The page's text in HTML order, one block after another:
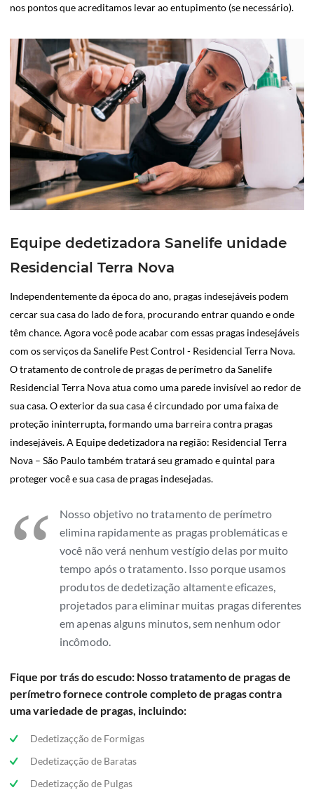
nos pontos que acreditamos levar ao entupimento (se necessário).
Equipe dedetizadora Sanelife unidade
Residencial Terra Nova
Independentemente da época do ano, pragas indesejáveis podem
cercar sua casa do lado de fora, procurando entrar quando e onde
têm chance. Agora você pode acabar com essas pragas indesejáveis
com os serviços da Sanelife Pest Control - Residencial Terra Nova.
O tratamento de controle de pragas de perímetro da Sanelife
Residencial Terra Nova atua como uma parede invisível ao redor de
sua casa. O exterior da sua casa é circundado por uma faixa de
proteção ininterrupta, formando uma barreira contra pragas
indesejáveis. A Equipe dedetizadora na região: Residencial Terra
Nova – São Paulo também tratará seu gramado e quintal para
proteger você e sua casa de pragas indesejadas.
“
Nosso objetivo no tratamento de perímetro
elimina rapidamente as pragas problemáticas e
você não verá nenhum vestígio delas por muito
tempo após o tratamento. Isso porque usamos
produtos de dedetização altamente eficazes,
projetados para eliminar muitas pragas diferentes
em apenas alguns minutos, sem nenhum odor
incômodo.
Fique por trás do escudo: Nosso tratamento de pragas de
perímetro fornece controle completo de pragas contra
uma variedade de pragas, incluindo:
Dedetizaçção de Formigas
Dedetizaçção de Baratas
Dedetizaçção de Pulgas